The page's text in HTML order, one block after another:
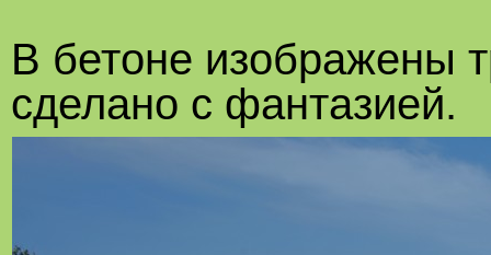
В бетоне изображены
сделано с фантазией.